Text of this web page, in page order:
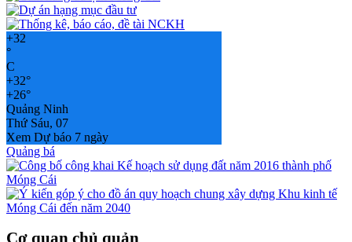
+32
°
C
+32°
+26°
Quảng Ninh
Thứ Sáu, 07
Xem Dự báo 7 ngày
Quảng bá
Cơ quan chủ quản